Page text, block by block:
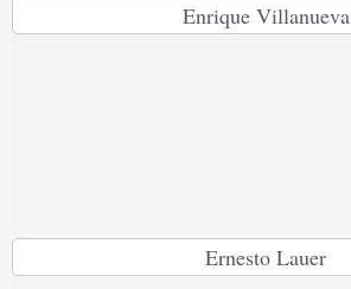
Enrique Villanueva
Ernesto Lauer